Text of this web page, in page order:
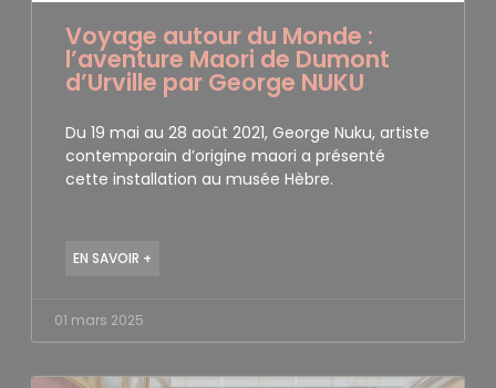
Voyage autour du Monde :
l’aventure Maori de Dumont
d’Urville par George NUKU
Du 19 mai au 28 août 2021, George Nuku, artiste
contemporain d’origine maori a présenté
cette installation au musée Hèbre.
EN SAVOIR +
01 mars 2025